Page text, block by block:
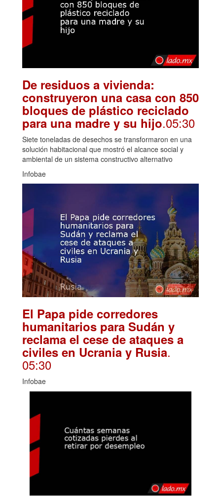
De residuos a vivienda:
construyeron una casa con 850
bloques de plástico reciclado
para una madre y su hijo.05:30
Siete toneladas de desechos se transformaron en una
solución habitacional que mostró el alcance social y
ambiental de un sistema constructivo alternativo
Infobae
El Papa pide corredores
humanitarios para Sudán y
reclama el cese de ataques a
civiles en Ucrania y Rusia.
05:30
Infobae